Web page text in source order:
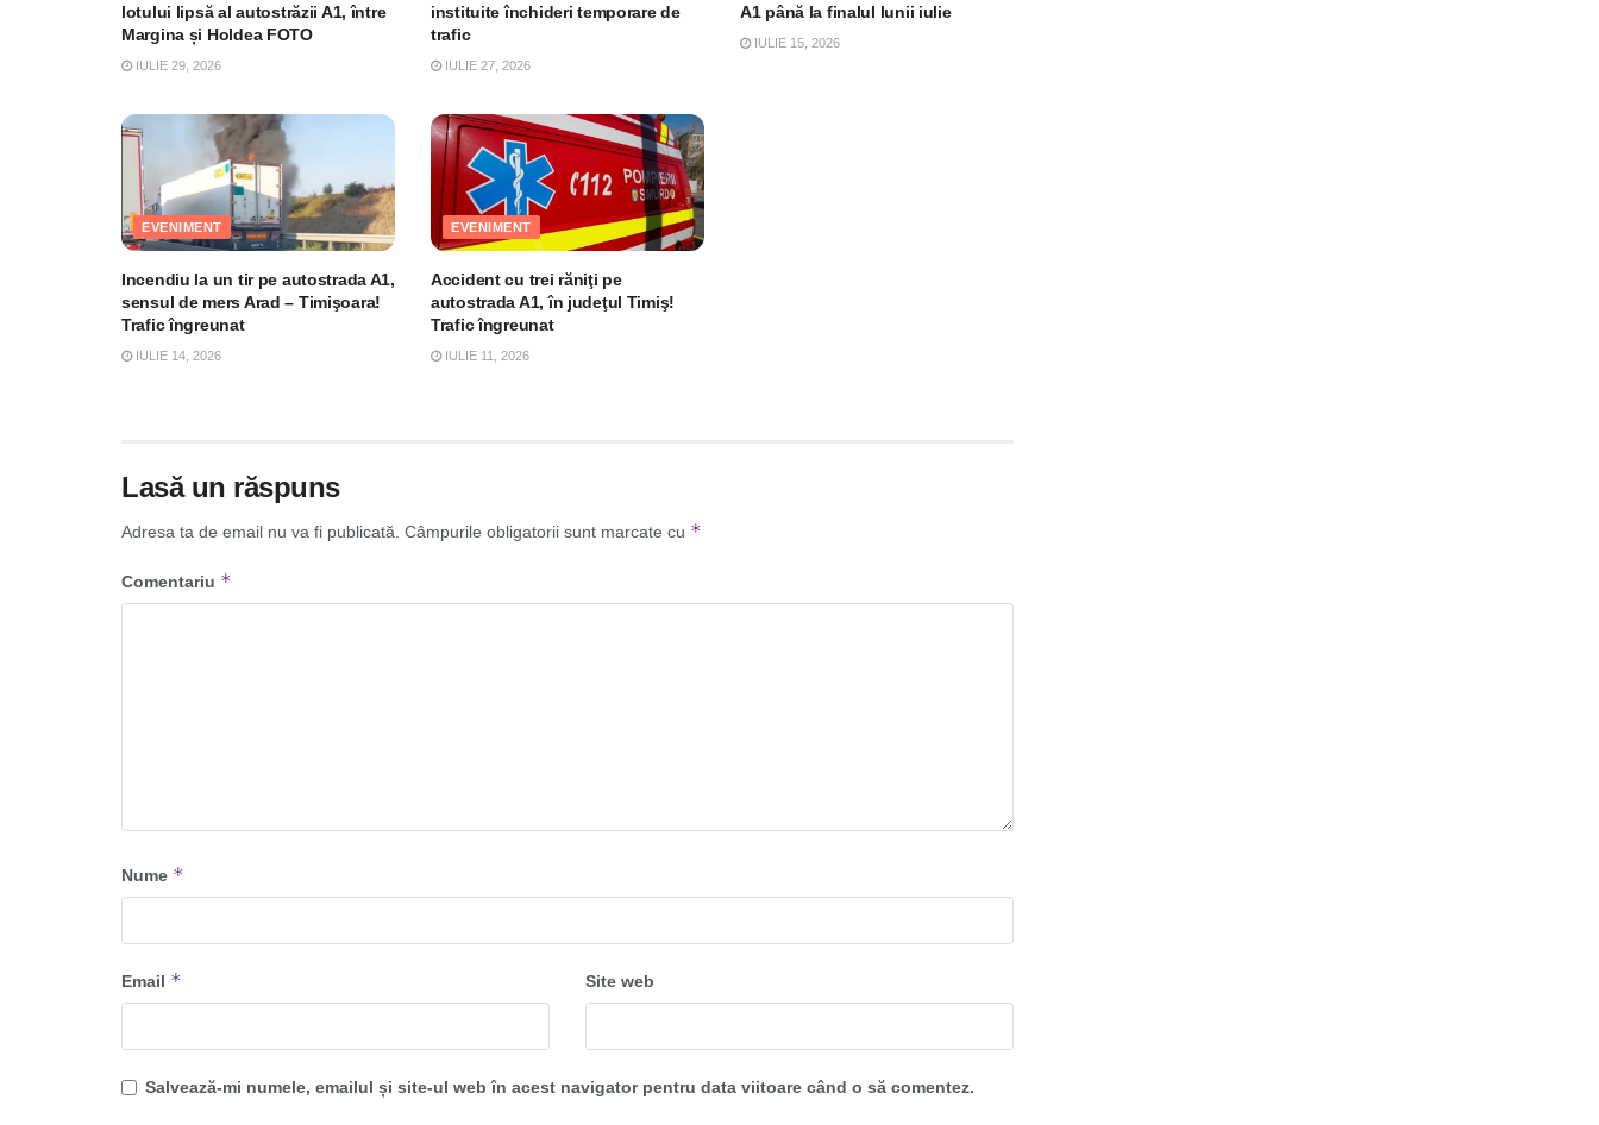
lotului lipsă al autostrăzii A1, între
Margina și Holdea FOTO
IULIE 29, 2026
instituite închideri temporare de
trafic
IULIE 27, 2026
A1 până la finalul lunii iulie
IULIE 15, 2026
EVENIMENT
Incendiu la un tir pe autostrada A1,
sensul de mers Arad – Timişoara!
Trafic îngreunat
IULIE 14, 2026
EVENIMENT
Accident cu trei răniţi pe
autostrada A1, în judeţul Timiş!
Trafic îngreunat
IULIE 11, 2026
Lasă un răspuns
Adresa ta de email nu va fi publicată. Câmpurile obligatorii sunt marcate cu *
Comentariu *
Nume *
Email * Site web
Salvează-mi numele, emailul și site-ul web în acest navigator pentru data viitoare când o să comentez.